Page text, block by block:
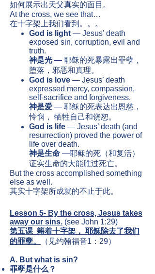
如何展示出天父真实的面目。
At the cross, we see that…
在十字架上我们看到。。。
God is light — Jesus’ death
exposed sin, corruption, evil and
truth.
神是光 — 耶稣的死暴露出罪孽，
堕落，邪恶和真理。
God is love — Jesus’ death
expressed mercy, compassion,
self-sacrifice and forgiveness.
神是爱 — 耶稣的死表达出恩慈，
怜悯， 牺牲自己和饶恕。
God is life — Jesus’ death (and
resurrection) proved the power of
life over death.
神是生命 —耶稣的死（和复活）
证实生命的大能胜过死亡。
But the cross accomplished something
else as well.
其实十字架所成就的不止于此。
Lesson 5- By the cross, Jesus takes
away our sins. (see John 1:29)
第五课 籍着十字架， 耶稣除去了我们
的罪孽。
（见约翰福音1：29）
A. But what is sin?
罪孽是什么？